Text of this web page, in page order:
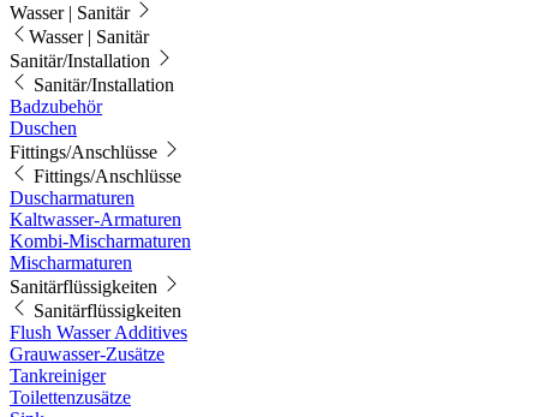
Wasser | Sanitär
Wasser | Sanitär
Sanitär/Installation
Sanitär/Installation
Badzubehör
Duschen
Fittings/Anschlüsse
Fittings/Anschlüsse
Duscharmaturen
Kaltwasser-Armaturen
Kombi-Mischarmaturen
Mischarmaturen
Sanitärflüssigkeiten
Sanitärflüssigkeiten
Flush Wasser Additives
Grauwasser-Zusätze
Tankreiniger
Toilettenzusätze